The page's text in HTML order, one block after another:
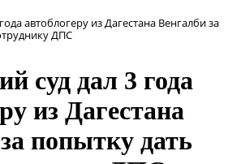
автоблогеру из Дагестана Венгалби за
ДПС
суд дал 3 года
из Дагестана
попытку дать